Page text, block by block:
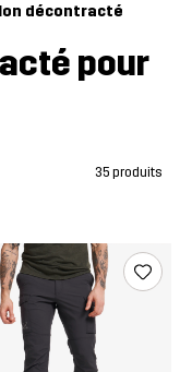
décontracté
pour
35 produits